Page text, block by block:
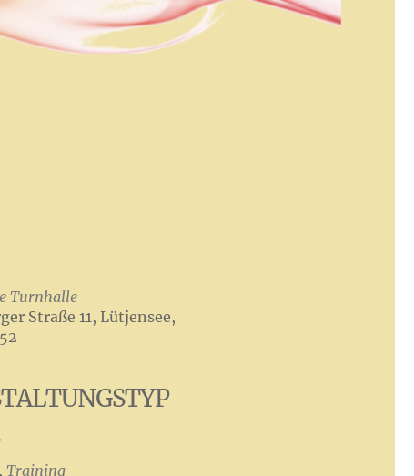
Turnhalle
Straße 11, Lütjensee,
,Training